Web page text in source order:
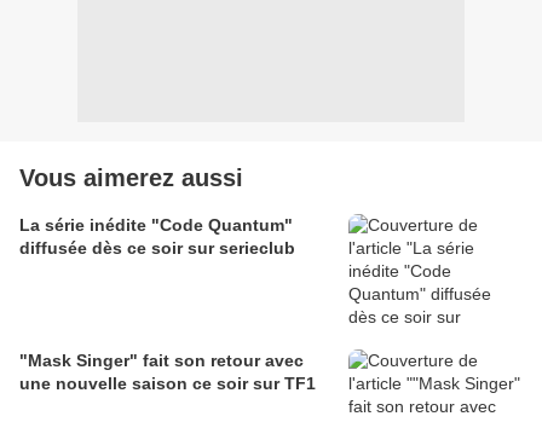
Vous aimerez aussi
La série inédite "Code Quantum"
diffusée dès ce soir sur serieclub
"Mask Singer" fait son retour avec
une nouvelle saison ce soir sur TF1